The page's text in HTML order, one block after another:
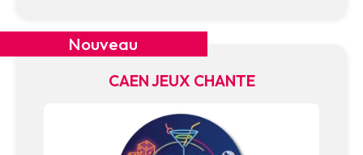
CAEN JEUX CHANTE
Nouveau